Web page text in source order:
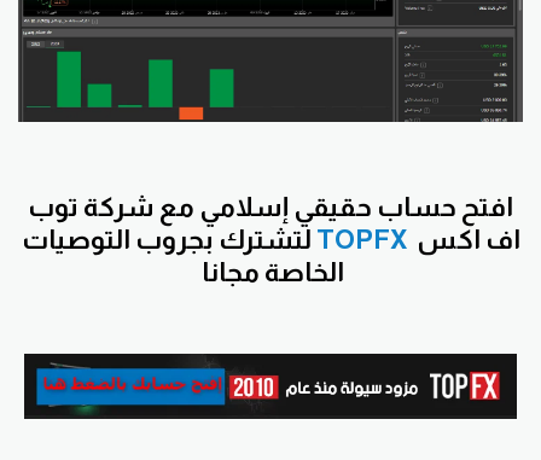
افتح حساب حقيقي إسلامي مع شركة توب
اف اكسTOPFX لتشترك بجروب التوصيات
الخاصة مجانا